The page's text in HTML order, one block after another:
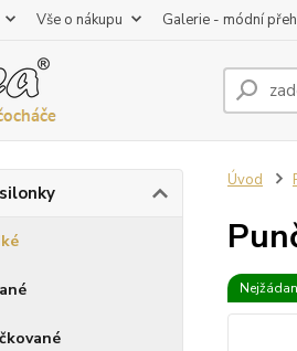
Vše o nákupu Galerie - módní
Úvod